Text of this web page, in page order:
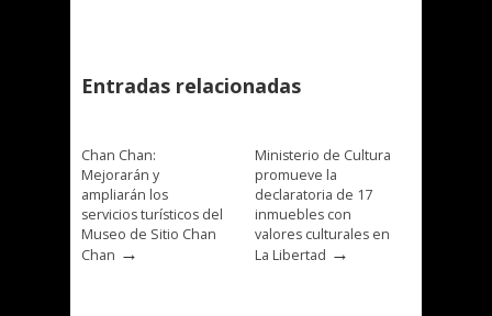
Entradas relacionadas
Chan Chan:
Mejorarán y
ampliarán los
servicios turísticos del
Museo de Sitio Chan
Chan →
Ministerio de Cultura
promueve la
declaratoria de 17
inmuebles con
valores culturales en
La Libertad →